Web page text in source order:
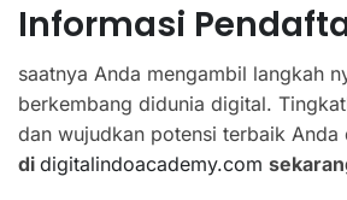
Informasi
saatnya Anda mengambil langkah
berkembang didunia digital.
dan wujudkan potensi terbaik Anda
di digitalindoacademy.com